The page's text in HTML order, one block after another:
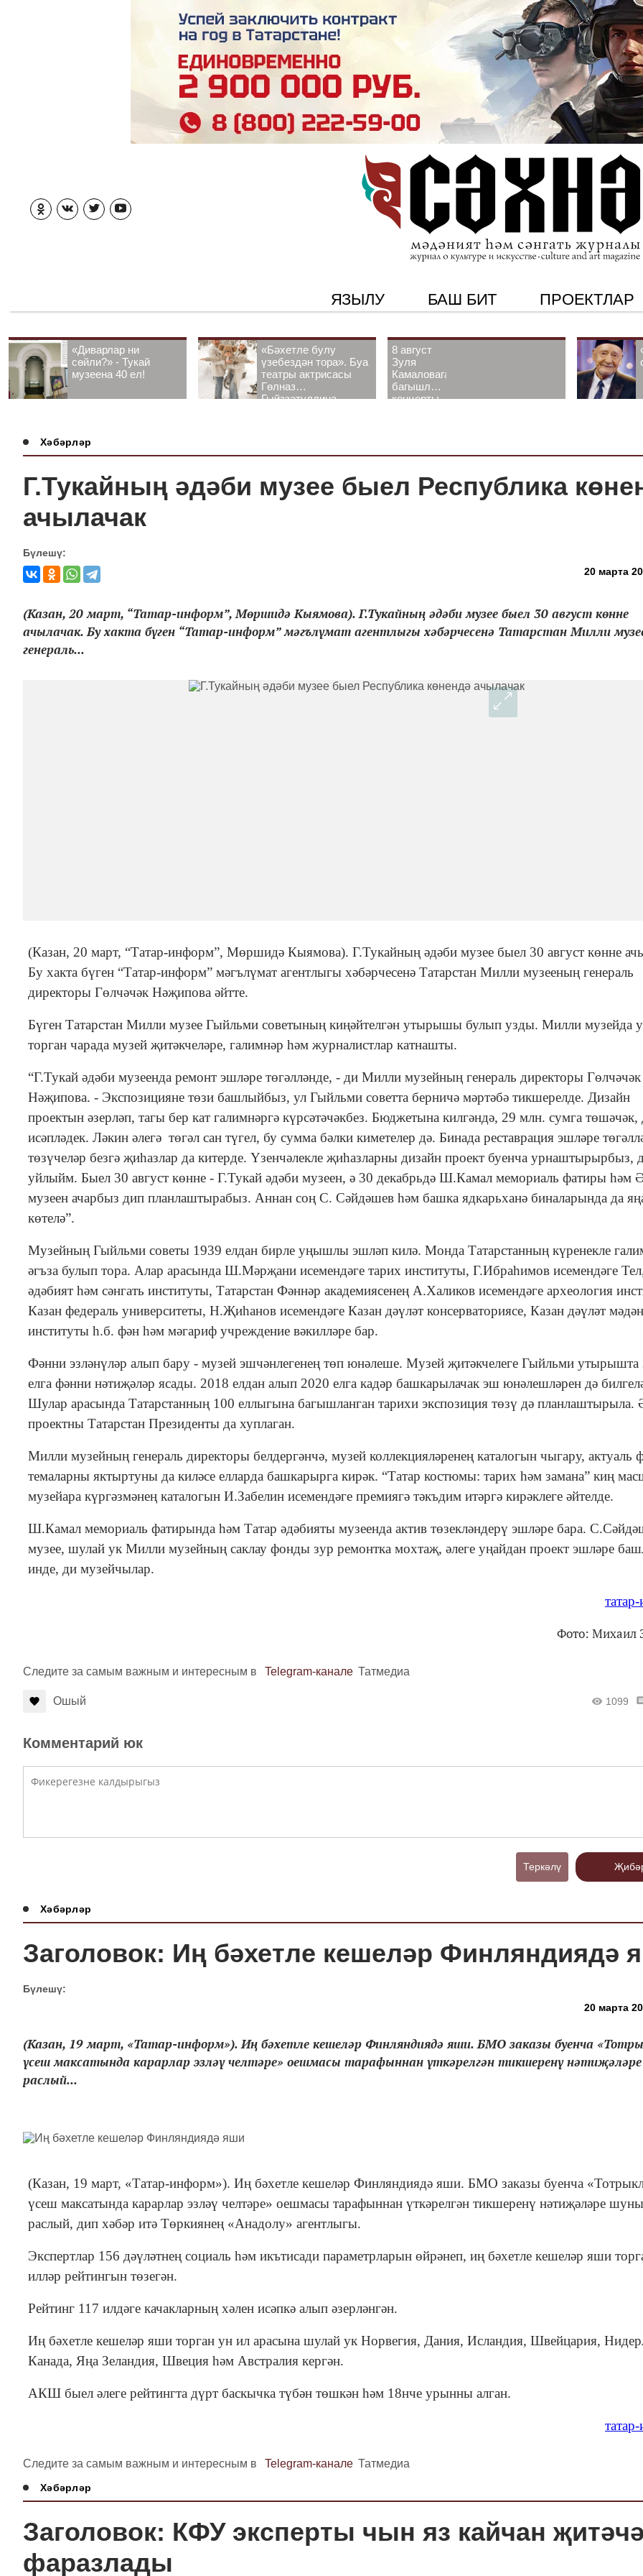
ЯЗЫЛУ БАШ БИТ ПРОЕКТЛАР
«Диварлар ни
сөйли?» - Тукай
музеена 40 ел!
«Бәхетле булу
үзебездән тора». Буа
театры актрисасы
Гөлназ
Гыйззәтуллина-
8 август
Зуля
Камаловага
багышлау
концерты
Хәбәрләр
Г.Тукайның әдәби музее быел Республика
ачылачак
Бүлешү:
20 марта
(Казан, 20 март, “Татар-информ”, Мөршидә Кыямова). Г.Тукайның әдәби музее быел 30 август көнне
ачылачак. Бу хакта бүген “Татар-информ” мәгълүмат агентлыгы хәбәрчесенә Татарстан Милли
генераль...
(Казан, 20 март, “Татар-информ”, Мөршидә Кыямова). Г.Тукайның әдәби музее быел 30 август көнне
Бу хакта бүген “Татар-информ” мәгълүмат агентлыгы хәбәрчесенә Татарстан Милли музееның генераль
директоры Гөлчәчәк Нәҗипова әйтте.
Бүген Татарстан Милли музее Гыйльми советының киңәйтелгән утырышы булып узды. Милли музейда
торган чарада музей җитәкчеләре, галимнәр һәм журналистлар катнашты.
“Г.Тукай әдәби музеенда ремонт эшләре төгәлләнде, - ди Милли музейның генераль директоры Гөлчәчәк
Нәҗипова. - Экспозицияне төзи башлыйбыз, ул Гыйльми советта берничә мәртәбә тикшерелде. Дизайн
проектын әзерләп, тагы бер кат галимнәргә күрсәтәчәкбез. Бюджетына килгәндә, 29 млн. сумга төшәчәк,
исәпләдек. Ләкин әлегә төгәл сан түгел, бу сумма бәлки киметелер дә. Бинада реставрация эшләре
төзүчеләр безгә җиһазлар да китерде. Үзенчәлекле җиһазларны дизайн проект буенча урнаштырырбыз,
уйлыйм. Быел 30 август көнне - Г.Тукай әдәби музеен, ә 30 декабрьдә Ш.Камал мемориаль фатиры һәм
музеен ачарбыз дип планлаштырабыз. Аннан соң С. Сәйдәшев һәм башка ядкарьханә биналарында да
көтелә”.
Музейның Гыйльми советы 1939 елдан бирле уңышлы эшләп килә. Монда Татарстанның күренекле
әгъза булып тора. Алар арасында Ш.Мәрҗани исемендәге тарих институты, Г.Ибраһимов исемендәге
әдәбият һәм сәнгать институты, Татарстан Фәннәр академиясенең А.Халиков исемендәге археология
Казан федераль университеты, Н.Җиһанов исемендәге Казан дәүләт консерваториясе, Казан дәүләт
институты һ.б. фән һәм мәгариф учреждение вәкилләре бар.
Фәнни эзләнүләр алып бару - музей эшчәнлегенең төп юнәлеше. Музей җитәкчелеге Гыйльми утырышта
елга фәнни нәтиҗәләр ясады. 2018 елдан алып 2020 елга кадәр башкарылачак эш юнәлешләрен дә
Шулар арасында Татарстанның 100 еллыгына багышланган тарихи экспозиция төзү дә планлаштырыла.
проектны Татарстан Президенты да хуплаган.
Милли музейның генераль директоры белдергәнчә, музей коллекцияләренең каталогын чыгару, актуаль
темаларны яктыртуны да киләсе елларда башкарырга кирәк. “Татар костюмы: тарих һәм замана” киң
музейара күргәзмәнең каталогын И.Забелин исемендәге премиягә тәкъдим итәргә кирәклеге әйтелде.
Ш.Камал мемориаль фатирында һәм Татар әдәбияты музеенда актив төзекләндерү эшләре бара.
музее, шулай ук Милли музейның саклау фонды зур ремонтка мохтаҗ, әлеге уңайдан проект эшләре
инде, ди музейчылар.
Фото: Михаил
Следите за самым важным и интересным в Telegram-канале Татмедиа
Ошый 1099
Комментарий юк
Теркәлү
Хәбәрләр
Заголовок: Иң бәхетле кешеләр Финляндиядә
Бүлешү:
20 марта
(Казан, 19 март, «Татар-информ»). Иң бәхетле кешеләр Финляндиядә яши. БМО заказы буенча
үсеш максатында карарлар эзләү челтәре» оешмасы тарафыннан үткәрелгән тикшеренү
раслый...
(Казан, 19 март, «Татар-информ»). Иң бәхетле кешеләр Финляндиядә яши. БМО заказы буенча
үсеш максатында карарлар эзләү челтәре» оешмасы тарафыннан үткәрелгән тикшеренү нәтиҗәләре шуны
раслый, дип хәбәр итә Төркиянең «Анадолу» агентлыгы.
Экспертлар 156 дәүләтнең социаль һәм икътисади параметрларын өйрәнеп, иң бәхетле кешеләр яши
илләр рейтингын төзегән.
Рейтинг 117 илдәге качакларның хәлен исәпкә алып әзерләнгән.
Иң бәхетле кешеләр яши торган ун ил арасына шулай ук Норвегия, Дания, Исландия, Швейцария,
Канада, Яңа Зеландия, Швеция һәм Австралия кергән.
АКШ быел әлеге рейтингта дүрт баскычка түбән төшкән һәм 18нче урынны алган.
Следите за самым важным и интересным в Telegram-канале Татмедиа
Хәбәрләр
Заголовок: КФУ эксперты чын яз кайчан
фаразлады